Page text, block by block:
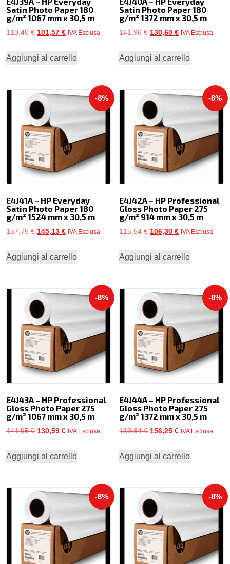
Satin Photo Paper 180
g/m² 1067 mm x 30,5 m
110,40€ Il
originale
101,57 €Il
attuale
101,57 €.
IVA Esclusa
Aggiungi al carrello
Satin Photo Paper 180
g/m² 1372 mm x 30,5 m
141,96€ Il
originale
130,60€Il
attuale
130,60 €.
IVA Esclusa
Aggiungi al carrello
-8%
E4J41A – HP Everyday
Satin Photo Paper 180
g/m² 1524 mm x 30,5 m
157,75€ Il
originale
145,13 €Il
attuale
145,13 €.
IVA Esclusa
Aggiungi al carrello
-8%
E4J42A – HP Professional
Gloss Photo Paper 275
g/m² 914 mm x 30,5 m
115,54€ Il
originale
106,30€Il
attuale
106,30 €.
IVA Esclusa
Aggiungi al carrello
-8%
E4J43A – HP Professional
Gloss Photo Paper 275
g/m² 1067 mm x 30,5 m
141,95€ Il
originale
130,59 €Il
attuale
130,59 €.
IVA Esclusa
Aggiungi al carrello
-8%
E4J44A – HP Professional
Gloss Photo Paper 275
g/m² 1372 mm x 30,5 m
169,84€ Il
originale
156,25€Il
attuale
156,25 €.
IVA Esclusa
Aggiungi al carrello
-8% -8%